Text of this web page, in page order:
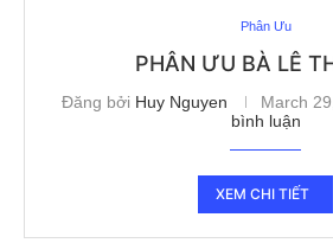
Phân Ưu
PHÂN ƯU BÀ LÊ
Đăng bởi Huy Nguyen March
bình luận
XEM CHI TIẾT